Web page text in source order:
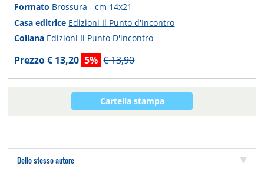
Formato Brossura - cm 14x21
Casa editrice Edizioni Il Punto d'Incontro
Collana Edizioni Il Punto D'incontro
Prezzo € 13,20 5% € 13,90
Cartella stampa
Dello stesso autore